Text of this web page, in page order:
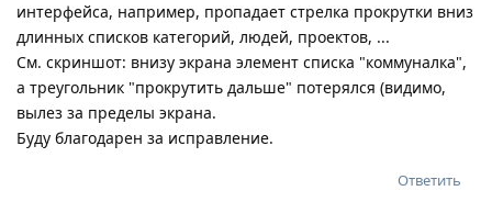
интерфейса, например, пропадает стрелка прокрутки вниз
длинных списков категорий, людей, проектов, ...
См. скриншот: внизу экрана элемент списка "коммуналка",
а треугольник "прокрутить дальше" потерялся (видимо,
вылез за пределы экрана.
Буду благодарен за исправление.
Ответить